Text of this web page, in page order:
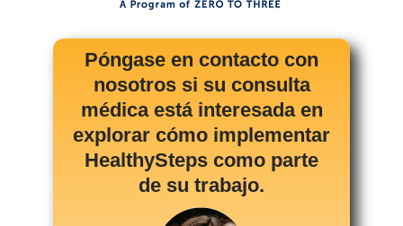
Póngase en contacto con
nosotros si su consulta
médica está interesada en
explorar cómo implementar
HealthySteps como parte
de su trabajo.